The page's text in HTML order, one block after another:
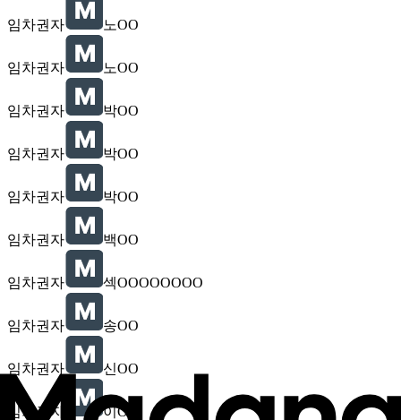
임차권자 노OO
임차권자 노OO
임차권자 박OO
임차권자 박OO
임차권자 박OO
임차권자 백OO
임차권자 섹OOOOOOOO
임차권자 송OO
임차권자 신OO
임차권자 이OO